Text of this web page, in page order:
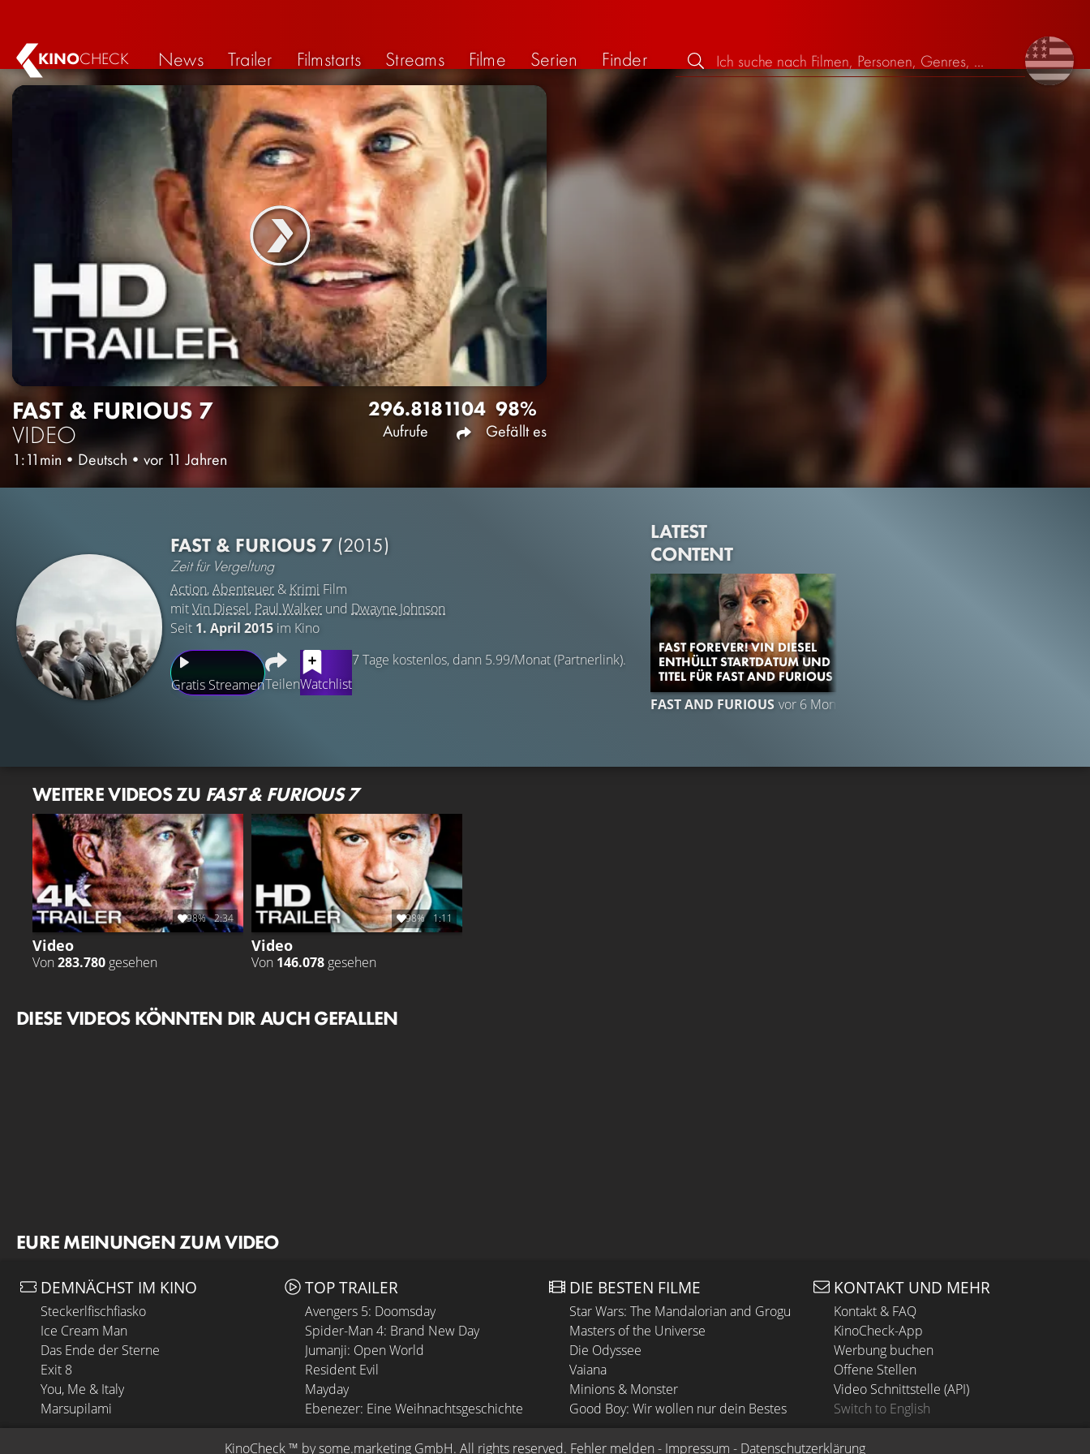
KINOCHECK News Trailer Filmstarts Streams Filme Serien Finder
FAST & FURIOUS 7
VIDEO
1:11min • Deutsch • vor 11 Jahren
296.818
Aufrufe
1104 98%
Gefällt es
FAST & FURIOUS 7 (2015)
Zeit für Vergeltung
Action,Abenteuer & Krimi Film
mitVin Diesel, Paul Walker und Dwayne Johnson
Seit 1. April 2015 im Kino
Gratis StreamenTeilenWatchlist
7 Tage kostenlos, dann 5.99/Monat (Partnerlink).
LATEST
CONTENT
FAST FOREVER! VIN DIESEL
ENTHÜLLT STARTDATUM UND
TITEL FÜR FAST AND FURIOUS 11
FAST AND FURIOUS vor 6 Monaten
WEITERE VIDEOS ZU FAST & FURIOUS 7
98% 2:34
Video
Von 283.780 gesehen
98% 1:11
Video
Von 146.078 gesehen
DIESE VIDEOS KÖNNTEN DIR AUCH GEFALLEN
EURE MEINUNGEN ZUM VIDEO
DEMNÄCHST IM KINO
Steckerlfischfiasko
Ice Cream Man
Das Ende der Sterne
Exit 8
You, Me & Italy
Marsupilami
TOP TRAILER
Avengers 5: Doomsday
Spider-Man 4: Brand New Day
Jumanji: Open World
Resident Evil
Mayday
Ebenezer: Eine Weihnachtsgeschichte
DIE BESTEN FILME
Star Wars: The Mandalorian and Grogu
Masters of the Universe
Die Odyssee
Vaiana
Minions & Monster
Good Boy: Wir wollen nur dein Bestes
KONTAKT UND MEHR
Kontakt & FAQ
KinoCheck-App
Werbung buchen
Offene Stellen
Video Schnittstelle (API)
Switch to English
KinoCheck ™ by some.marketing GmbH. All rights reserved. Fehler melden - Impressum - Datenschutzerklärung